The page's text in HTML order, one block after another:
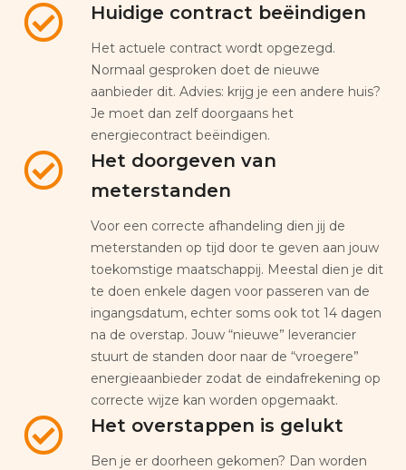
Huidige contract beëindigen
Het actuele contract wordt opgezegd.
Normaal gesproken doet de nieuwe
aanbieder dit. Advies: krijg je een andere huis?
Je moet dan zelf doorgaans het
energiecontract beëindigen.
Het doorgeven van
meterstanden
Voor een correcte afhandeling dien jij de
meterstanden op tijd door te geven aan jouw
toekomstige maatschappij. Meestal dien je dit
te doen enkele dagen voor passeren van de
ingangsdatum, echter soms ook tot 14 dagen
na de overstap. Jouw “nieuwe” leverancier
stuurt de standen door naar de “vroegere”
energieaanbieder zodat de eindafrekening op
correcte wijze kan worden opgemaakt.
Het overstappen is gelukt
Ben je er doorheen gekomen? Dan worden